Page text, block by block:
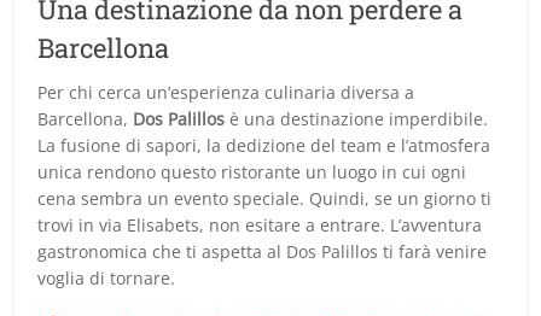
Una destinazione da non perdere a
Barcellona
Per chi cerca un’esperienza culinaria diversa a
Barcellona, Dos Palillos è una destinazione imperdibile.
La fusione di sapori, la dedizione del team e l’atmosfera
unica rendono questo ristorante un luogo in cui ogni
cena sembra un evento speciale. Quindi, se un giorno ti
trovi in via Elisabets, non esitare a entrare. L’avventura
gastronomica che ti aspetta al Dos Palillos ti farà venire
voglia di tornare.